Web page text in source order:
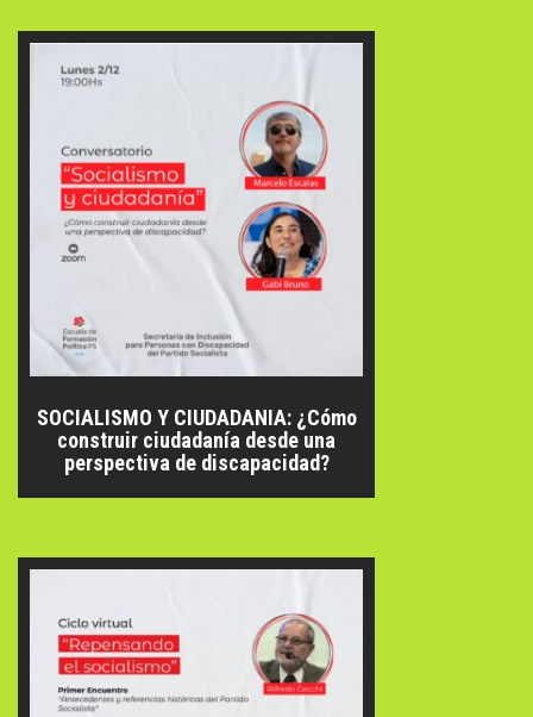
SOCIALISMO Y CIUDADANIA: ¿Cómo
construir ciudadanía desde una
perspectiva de discapacidad?